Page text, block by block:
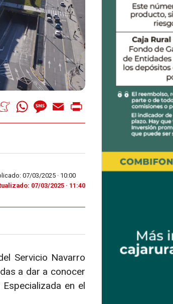
MeneameWhatsAppMessage
Email
07/03/2025 · 10:00
07/03/2025 · 11:40
Servicio Navarro
a dar a conocer
en el